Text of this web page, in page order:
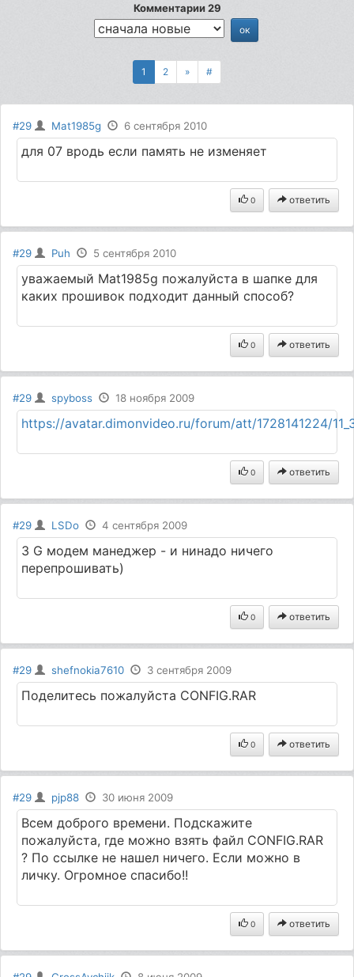
Комментарии 29
1 2 » #
#29 Mat1985g 6 сентября 2010
для 07 вродь если память не изменяет
0 ответить
#29 Puh 5 сентября 2010
уважаемый Mat1985g пожалуйста в шапке для
каких прошивок подходит данный способ?
0 ответить
#29 spyboss 18 ноября 2009
https://avatar.dimonvideo.ru/forum/att/1728141224/
0 ответить
#29 LSDo 4 сентября 2009
3 G модем манеджер - и нинадо ничего
перепрошивать)
0 ответить
#29 shefnokia7610 3 сентября 2009
Поделитесь пожалуйста CONFIG.RAR
0 ответить
#29 pjp88 30 июня 2009
Всем доброго времени. Подскажите
пожалуйста, где можно взять файл CONFIG.RAR
? По ссылке не нашел ничего. Если можно в
личку. Огромное спасибо!!
0 ответить